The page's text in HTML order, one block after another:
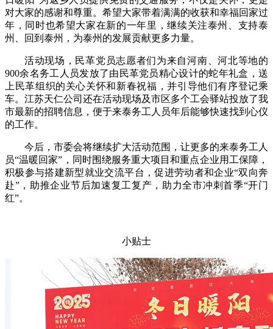
对大家的感谢和尊重。希望大家带着满满的收获和幸福回家过
年，同时也希望大家在新的一年里，继续关注泰州、支持泰
州、回到泰州，为泰州的发展贡献更多力量。
活动现场，民革党员志愿者们为来自河南、河北等地的
900余名务工人员发放了由民革党员精心设计的蛇年礼盒，送
上民革组织的关心关怀和新春祝福，并引导他们有序登记乘
车。江苏天仁公司还在活动现场及市区多个工会驿站投放了我
市最新的招聘信息，便于来泰务工人员年后能够快速找到心仪
的工作。
今后，市委会将继续扩大活动范围，让更多的来泰务工人
员“温暖回家”，同时围绕服务重大项目和重点企业用工保障，
积极参与搭建新型就业交流平台，促进劳动者和企业“双向奔
赴”，助推企业节后加速复工复产，助力全市冲刺首季“开门
红”。
小贴士